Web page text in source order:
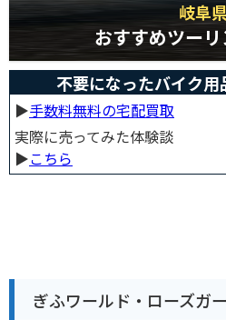
岐阜
おすすめツー
不要になったバイク用
▶︎手数料無料の宅配買取
実際に売ってみた体験談
▶︎こちら
ぎふワールド・ローズガ